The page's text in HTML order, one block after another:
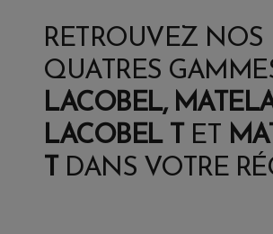
RETROUVEZ NOS
QUATRES
LACOBEL,
LACOBEL T ET
T DANS VOTRE